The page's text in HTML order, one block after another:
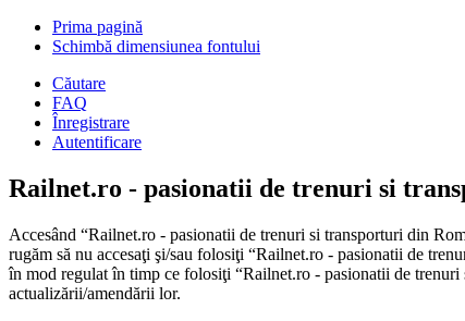
Prima pagină
Schimbă dimensiunea fontului
Căutare
FAQ
Înregistrare
Autentificare
Railnet.ro - pasionatii de trenuri si
Accesând “Railnet.ro - pasionatii de trenuri si transporturi din
rugăm să nu accesaţi şi/sau folosiţi “Railnet.ro - pasionatii de
în mod regulat în timp ce folosiţi “Railnet.ro - pasionatii de
actualizării/amendării lor.